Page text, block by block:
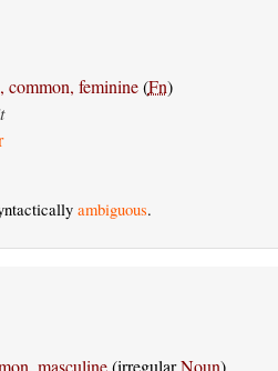
common, feminine(Fn)
ambiguous.
masculine(irregularNoun)